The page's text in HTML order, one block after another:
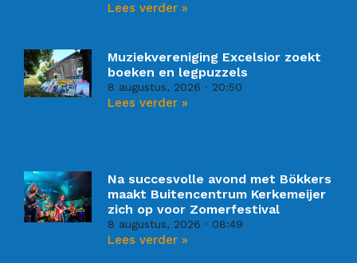
Lees verder »
Muziekvereniging Excelsior zoekt
boeken en legpuzzels
8 augustus, 2026 20:50
Lees verder »
Na succesvolle avond met Bökkers
maakt Buitencentrum Kerkemeijer
zich op voor Zomerfestival
8 augustus, 2026 08:49
Lees verder »